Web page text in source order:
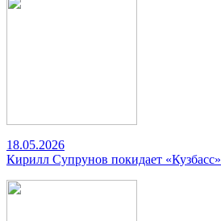
18.05.2026
Кирилл Супрунов покидает «Кузбасс»